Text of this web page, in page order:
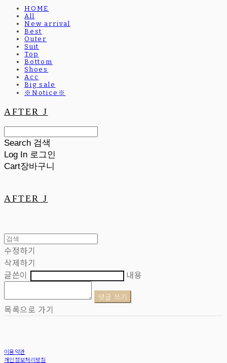
HOME
All
New arrival
Best
Outer
Suit
Top
Bottom
Shoes
Acc
Big sale
※Notice※
AFTER J
Search 검색
Log In 로그인
Cart장바구니
AFTER J
수정하기
삭제하기
글쓴이
내용
댓글 쓰기
목록으로 가기
이용약관
개인정보처리방침